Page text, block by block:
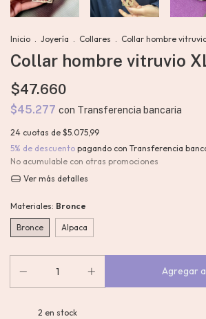
Inicio . Joyería . Collares . Collar hombre
Collar hombre vitruvio
$47.660
$45.277 con Transferencia bancaria
24 cuotas de $5.075,99
5% de descuento pagando con Transferencia
No acumulable con otras promociones
Ver más detalles
Materiales: Bronce
Bronce Alpaca
2 en stock